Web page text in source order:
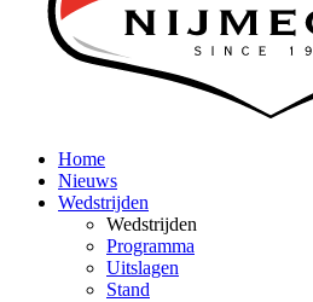
Home
Nieuws
Wedstrijden
Wedstrijden
Programma
Uitslagen
Stand